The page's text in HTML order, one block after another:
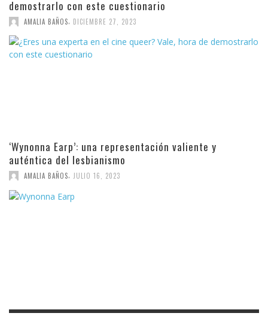
demostrarlo con este cuestionario
AMALIA BAÑOS DICIEMBRE 27, 2023
‘Wynonna Earp’: una representación valiente y
auténtica del lesbianismo
AMALIA BAÑOS JULIO 16, 2023